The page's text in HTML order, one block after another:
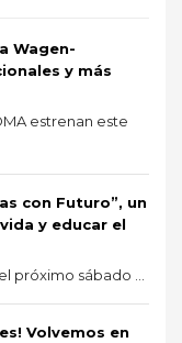
Wagen-
y más
estrenan este
con Futuro”, un
y educar el
próximo sábado ...
Volvemos en